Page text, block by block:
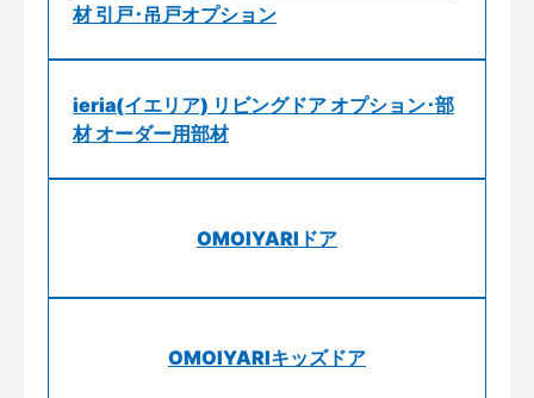
材 引戸･吊戸オプション
ieria(イエリア) リビングドア オプション･部
材 オーダー用部材
OMOIYARIドア
OMOIYARIキッズドア